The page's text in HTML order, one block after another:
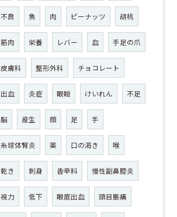
不良 魚 肉 ピーナッツ 胡桃
筋肉 栄養 レバー 血 手足の爪
皮膚科 整形外科 チョコレート
出血 炎症 眼瞼 けいれん 不足
脳 産生 顔 足 手
糸球体腎炎 薬 口の渇き 喉
乾き 刺身 香辛料 慢性副鼻腔炎
視力 低下 眼底出血 頭目脹痛